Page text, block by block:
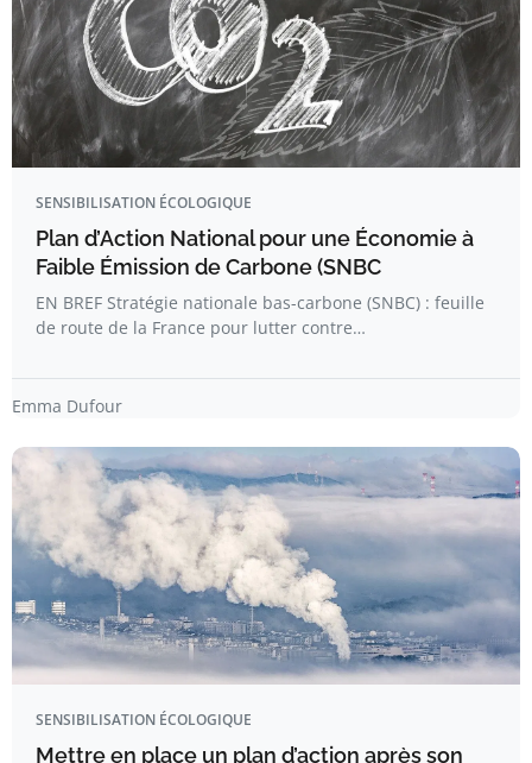
SENSIBILISATION ÉCOLOGIQUE
Plan d’Action National pour une Économie à
Faible Émission de Carbone (SNBC
EN BREF Stratégie nationale bas-carbone (SNBC) : feuille
de route de la France pour lutter contre…
Emma Dufour
SENSIBILISATION ÉCOLOGIQUE
Mettre en place un plan d’action après son